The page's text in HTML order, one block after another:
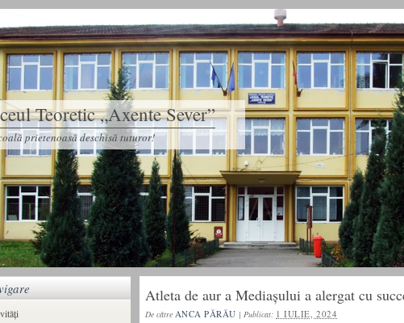
Teoretic „Axente Sever”
prietenoasă deschisă tuturor!
Atleta de aur a Mediașului a alergat cu
De către ANCA PĂRĂU | Publicat: 1 IULIE, 2024